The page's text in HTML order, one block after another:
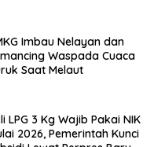
Imbau Nelayan dan
Waspada Cuaca
Saat Melaut
LPG 3 Kg Wajib Pakai NIK
2026, Pemerintah Kunci